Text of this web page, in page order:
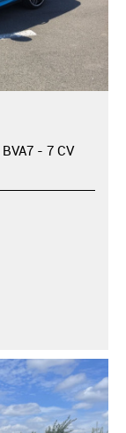
- 7 CV